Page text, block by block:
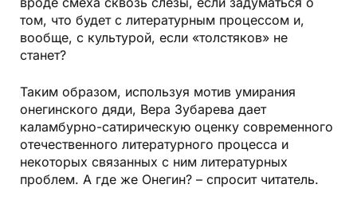
том, что будет с литературным процессом и,
вообще, с культурой, если «толстяков» не
станет?
Таким образом, используя мотив умирания
онегинского дяди, Вера Зубарева дает
каламбурно-сатирическую оценку современного
отечественного литературного процесса и
некоторых связанных с ним литературных
проблем. А где же Онегин? – спросит читатель.